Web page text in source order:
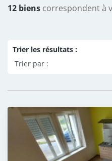
12 biens correspondent à
Trier les résultats :